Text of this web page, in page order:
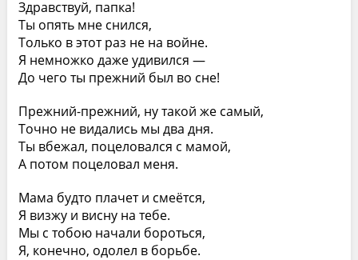
Здравствуй, папка!
Ты опять мне снился,
Только в этот раз не на войне.
Я немножко даже удивился —
До чего ты прежний был во сне!
Прежний-прежний, ну такой же самый,
Точно не видались мы два дня.
Ты вбежал, поцеловался с мамой,
А потом поцеловал меня.
Мама будто плачет и смеётся,
Я визжу и висну на тебе.
Мы с тобою начали бороться,
Я, конечно, одолел в борьбе.